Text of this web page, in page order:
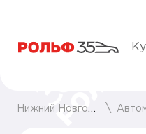
Нижний Новгород